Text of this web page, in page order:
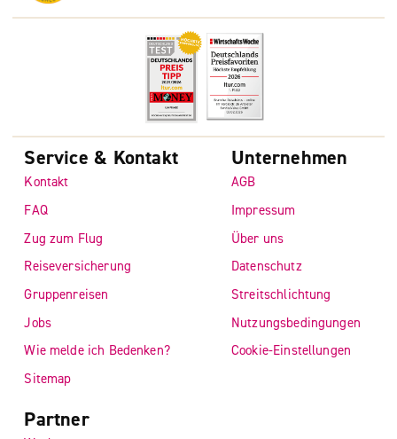
Service & Kontakt
Kontakt
FAQ
Zug zum Flug
Reiseversicherung
Gruppenreisen
Jobs
Wie melde ich Bedenken?
Sitemap
Unternehmen
AGB
Impressum
Über uns
Datenschutz
Streitschlichtung
Nutzungsbedingungen
Cookie-Einstellungen
Partner